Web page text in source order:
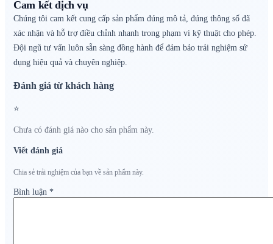
Cam kết dịch vụ
Chúng tôi cam kết cung cấp sản phẩm đúng mô tả, đúng thông số đã
xác nhận và hỗ trợ điều chỉnh nhanh trong phạm vi kỹ thuật cho phép.
Đội ngũ tư vấn luôn sẵn sàng đồng hành để đảm bảo trải nghiệm sử
dụng hiệu quả và chuyên nghiệp.
Đánh giá từ khách hàng
⭐
Chưa có đánh giá nào cho sản phẩm này.
Viết đánh giá
Chia sẻ trải nghiệm của bạn về sản phẩm này.
Bình luận *